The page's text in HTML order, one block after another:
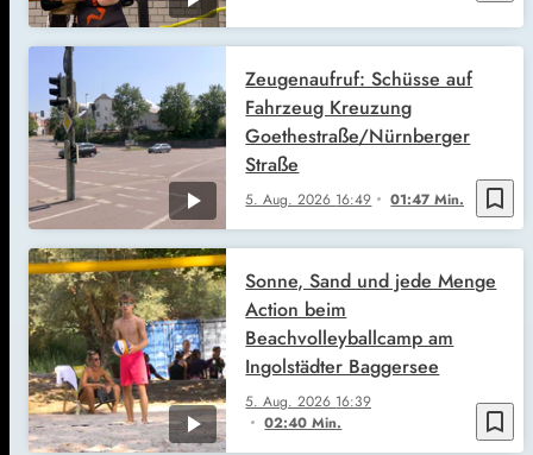
bookmark_border
5. Aug. 2026 16:49 01:47 Min.
Zeugenaufruf: Schüsse auf
Fahrzeug Kreuzung
Goethestraße/Nürnberger
Straße
bookmark_border
5. Aug. 2026 16:39
02:40 Min.
Sonne, Sand und jede Menge
Action beim
Beachvolleyballcamp am
Ingolstädter Baggersee